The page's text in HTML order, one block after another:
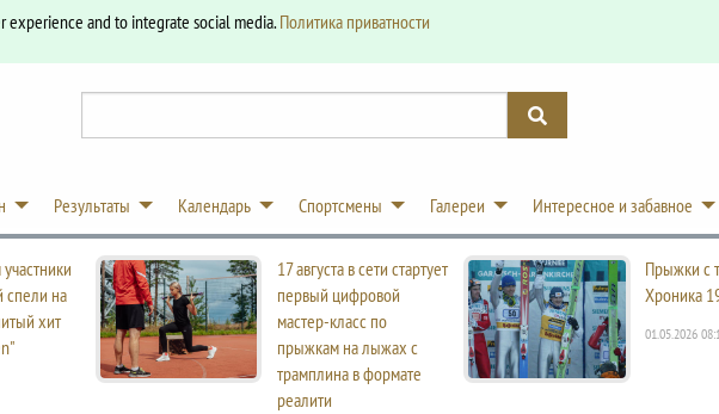
experience and to integrate social media.Политика приватности
Результаты Календарь Спортсмены Галереи Интересное и забавное
спели на
хит
17 августа в сети стартует
первый цифровой
мастер-класс по
прыжкам на лыжах с
трамплина в формате
реалити
Прыжки с
Хроника
01.05.2026